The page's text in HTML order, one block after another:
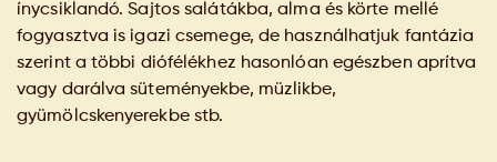
ínycsiklandó. Sajtos salátákba, alma és körte mellé
fogyasztva is igazi csemege, de használhatjuk fantázia
szerint a többi diófélékhez hasonlóan egészben aprítva
vagy darálva süteményekbe, müzlikbe,
gyümölcskenyerekbe stb.